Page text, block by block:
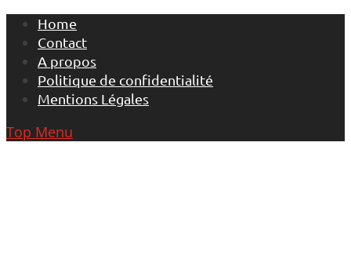
Skip
content
Home
Contact
A propos
Politique de confidentialité
Mentions Légales
Top Menu